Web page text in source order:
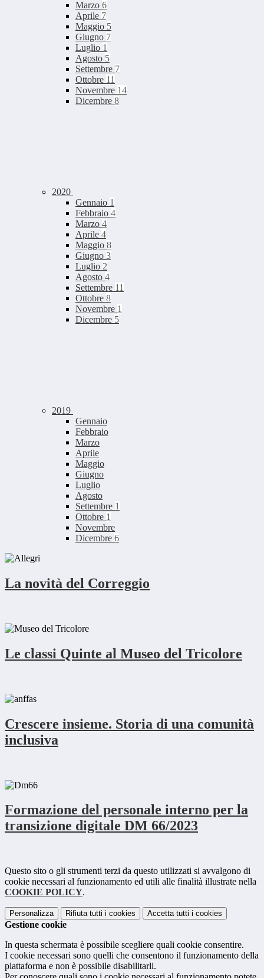
Marzo 6
Aprile 7
Maggio 5
Giugno 7
Luglio 1
Agosto 5
Settembre 7
Ottobre 11
Novembre 14
Dicembre 8
2020
Gennaio 1
Febbraio 4
Marzo 4
Aprile 4
Maggio 8
Giugno 3
Luglio 2
Agosto 4
Settembre 11
Ottobre 8
Novembre 1
Dicembre 5
2019
Gennaio
Febbraio
Marzo
Aprile
Maggio
Giugno
Luglio
Agosto
Settembre 1
Ottobre 1
Novembre
Dicembre 6
La novità del Correggio
Le classi Quinte al Museo del Tricolore
Crescere insieme. Storia di una comunità
inclusiva
Formazione del personale interno per la
transizione digitale DM 66/2023
Questo sito o gli strumenti terzi da questo utilizzati si avvalgono di
cookie necessari al funzionamento ed utili alle finalità illustrate nella
COOKIE POLICY.
Personalizza Rifiuta tutti i cookies Accetta tutti i cookies
Gestione cookie
In questa schermata è possibile scegliere quali cookie consentire.
I cookie necessari sono quelli che consentono il funzionamento della
piattaforma e non è possibile disabilitarli.